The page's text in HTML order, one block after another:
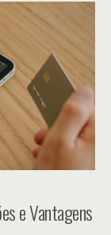
e Vantagens